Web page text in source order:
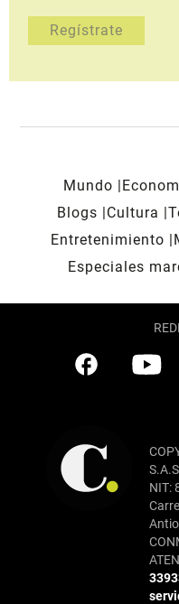
Mundo
Blogs
Cultura
Entretenimiento
Especiales
S.A.S
NIT: